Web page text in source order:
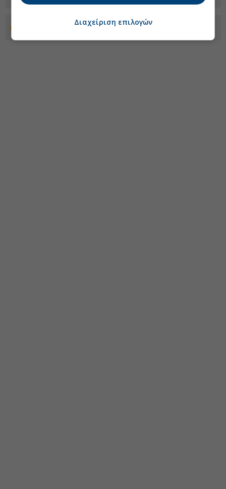
Προσθέστε το euro2day.gr στο Discover
Διαχείριση επιλογών